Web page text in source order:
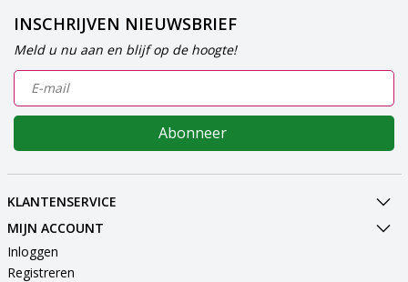
INSCHRIJVEN NIEUWSBRIEF
Meld u nu aan en blijf op de hoogte!
Abonneer
KLANTENSERVICE
MIJN ACCOUNT
Inloggen
Registreren